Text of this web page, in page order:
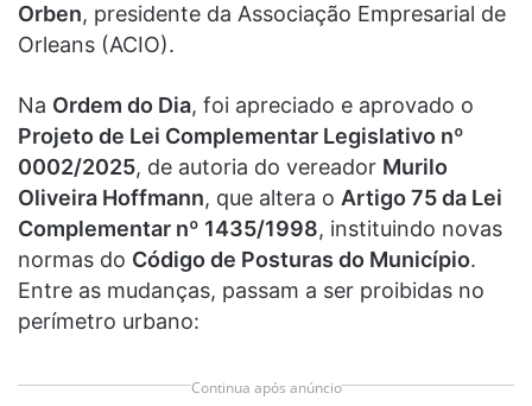
Orben, presidente da Associação Empresarial de
Orleans (ACIO).
Na Ordem do Dia, foi apreciado e aprovado o
Projeto de Lei Complementar Legislativo nº
0002/2025, de autoria do vereador Murilo
Oliveira Hoffmann, que altera o Artigo 75 da Lei
Complementar nº 1435/1998, instituindo novas
normas do Código de Posturas do Município.
Entre as mudanças, passam a ser proibidas no
perímetro urbano:
Continua após anúncio